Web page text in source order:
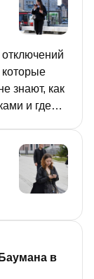
которые
знают, как
и где
и помогают
в